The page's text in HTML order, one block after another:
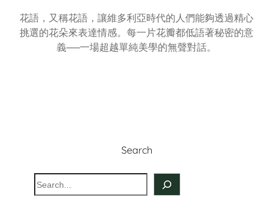
花語，又稱花語，讓維多利亞時代的人們能夠透過精心
挑選的花朵來表達情感。每一片花瓣都低語著秘密的意
義──一場超越單純美學的無聲對話。
Search
S
e